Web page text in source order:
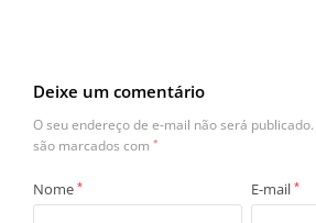
Deixe um comentário
O seu endereço de e-mail não será publicado.
são marcados com *
Nome * E-mail *